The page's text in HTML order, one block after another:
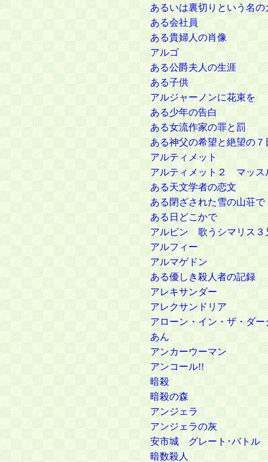
あるいは裏切りという名の
ある会社員
ある貴婦人の肖像
アルゴ
ある公爵夫人の生涯
ある子供
アルジャーノンに花束を
ある少年の告白
ある女流作家の罪と罰
ある神父の希望と絶望の７
アルティメット
アルティメット２ マッス
ある天文学者の恋文
ある閉ざされた雪の山荘で
ある日どこかで
アルビン 歌うシマリス３
アルフィー
アルマゲドン
ある優しき殺人者の記録
アレキサンダー
アレクサンドリア
アローン・イン・ザ・ダー
あん
アンカーウーマン
アンコール!!
暗殺
暗殺の森
アンジェラ
アンジェラの灰
安市城 グレート･バトル
暗数殺人